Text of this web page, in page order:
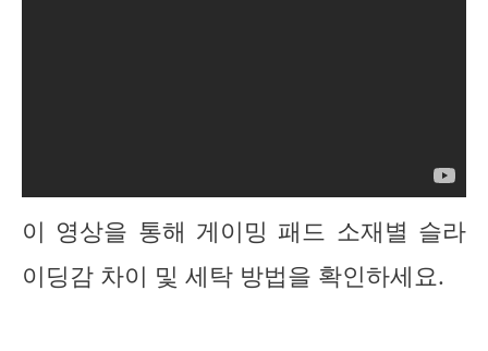
이 영상을 통해 게이밍 패드 소재별 슬라
이딩감 차이 및 세탁 방법을 확인하세요.